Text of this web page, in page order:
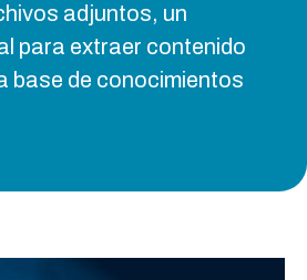
adjuntos, un
para extraer contenido
base de conocimientos